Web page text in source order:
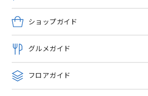
ショップガイド
グルメガイド
フロアガイド